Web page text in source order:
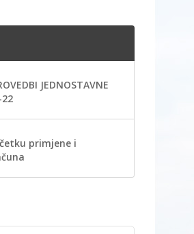
JEDNOSTAVNE
22
primjene i